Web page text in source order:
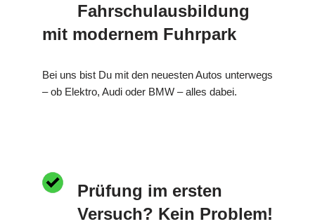
Fahrschulausbildung
mit modernem Fuhrpark
Bei uns bist Du mit den neuesten Autos unterwegs
– ob Elektro, Audi oder BMW – alles dabei.
Prüfung im ersten
Versuch? Kein Problem!